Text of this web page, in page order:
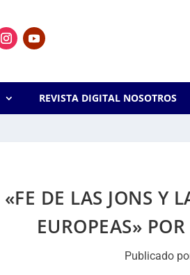
REVISTA DIGITAL NOSOTROS
«FE DE LAS JONS Y
EUROPEAS»
Publicado